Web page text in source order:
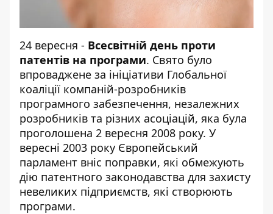
24 вересня - Всесвітній день проти
патентів на програми. Свято було
впроваджене за ініціативи Глобальної
коаліції компаній-розробників
програмного забезпечення, незалежних
розробників та різних асоціацій, яка була
проголошена 2 вересня 2008 року. У
вересні 2003 року Європейський
парламент вніс поправки, які обмежують
дію патентного законодавства для захисту
невеликих підприємств, які створюють
програми.